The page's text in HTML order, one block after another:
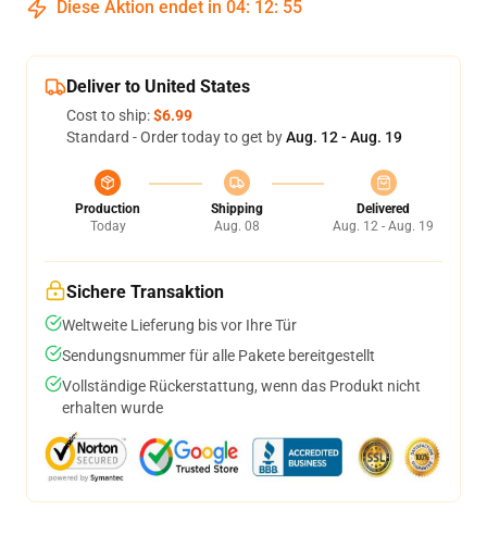
Diese Aktion endet in 04: 12: 55
Deliver to United States
Cost to ship:$6.99
Standard - Order today to get byAug. 12 - Aug. 19
Production
Today
Shipping
Aug. 08
Delivered
Aug. 12 - Aug. 19
Sichere Transaktion
Weltweite Lieferung bis vor Ihre Tür
Sendungsnummer für alle Pakete bereitgestellt
Vollständige Rückerstattung, wenn das Produkt nicht
erhalten wurde